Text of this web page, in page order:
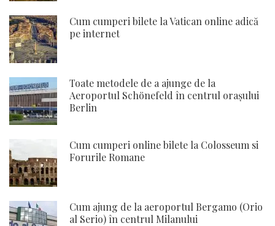
Cum cumperi bilete la Vatican online adică
pe internet
Toate metodele de a ajunge de la
Aeroportul Schönefeld în centrul orașului
Berlin
Cum cumperi online bilete la Colosseum si
Forurile Romane
Cum ajung de la aeroportul Bergamo (Orio
al Serio) în centrul Milanului